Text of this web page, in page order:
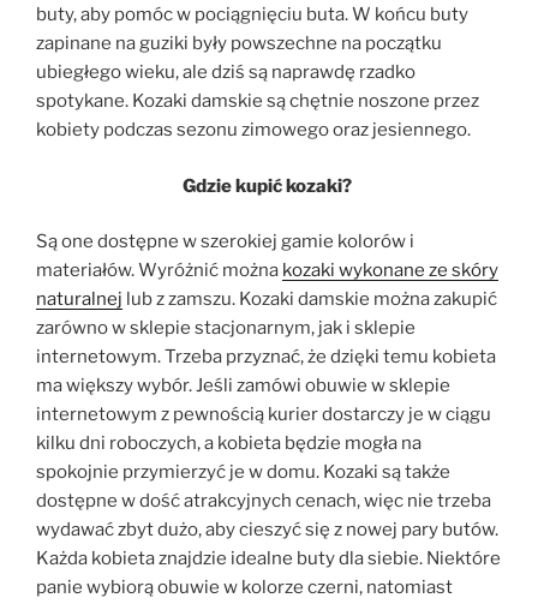
buty, aby pomóc w pociągnięciu buta. W końcu buty
zapinane na guziki były powszechne na początku
ubiegłego wieku, ale dziś są naprawdę rzadko
spotykane. Kozaki damskie są chętnie noszone przez
kobiety podczas sezonu zimowego oraz jesiennego.
Gdzie kupić kozaki?
Są one dostępne w szerokiej gamie kolorów i
materiałów. Wyróżnić można kozaki wykonane ze skóry
naturalnej lub z zamszu. Kozaki damskie można zakupić
zarówno w sklepie stacjonarnym, jak i sklepie
internetowym. Trzeba przyznać, że dzięki temu kobieta
ma większy wybór. Jeśli zamówi obuwie w sklepie
internetowym z pewnością kurier dostarczy je w ciągu
kilku dni roboczych, a kobieta będzie mogła na
spokojnie przymierzyć je w domu. Kozaki są także
dostępne w dość atrakcyjnych cenach, więc nie trzeba
wydawać zbyt dużo, aby cieszyć się z nowej pary butów.
Każda kobieta znajdzie idealne buty dla siebie. Niektóre
panie wybiorą obuwie w kolorze czerni, natomiast